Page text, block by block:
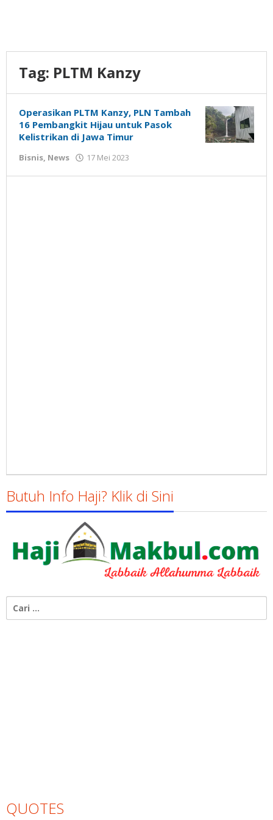
Tag: PLTM Kanzy
Operasikan PLTM Kanzy, PLN Tambah
16 Pembangkit Hijau untuk Pasok
Kelistrikan di Jawa Timur
Bisnis, News 17 Mei 2023
Susanto
Butuh Info Haji? Klik di Sini
untuk:
QUOTES